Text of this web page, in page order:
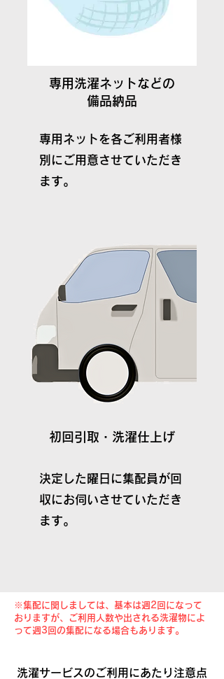
専用洗濯ネットなどの
備品納品
専用ネットを各ご利用者様
別にご用意させていただき
ます。
初回引取・洗濯仕上げ
決定した曜日に集配員が回
収にお伺いさせていただき
ます。
※集配に関しましては、基本は週2回になって
おりますが、ご利用人数や出される洗濯物によ
って週3回の集配になる場合もあります。
洗濯サービスのご利用にあたり注意点